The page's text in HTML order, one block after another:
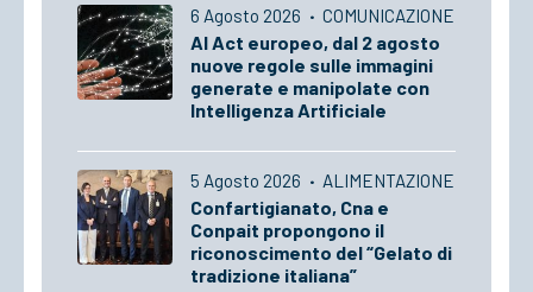
6 Agosto 2026 · COMUNICAZIONE
AI Act europeo, dal 2 agosto
nuove regole sulle immagini
generate e manipolate con
Intelligenza Artificiale
5 Agosto 2026 · ALIMENTAZIONE
Confartigianato, Cna e
Conpait propongono il
riconoscimento del “Gelato di
tradizione italiana”